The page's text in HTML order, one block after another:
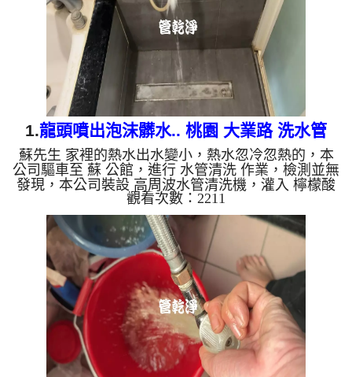
1.龍頭噴出泡沫髒水.. 桃園 大業路 洗水管
蘇先生 家裡的熱水出水變小，熱水忽冷忽熱的，本
公司驅車至 蘇 公館，進行 水管清洗 作業，檢測並無
發現，本公司裝設 高周波水管清洗機，灌入 檸檬酸
至水管，等了約15分，開啟 水管清洗機 ，啟動 螺旋
波 模式，一開始就流出泡沫髒水，兩個多小時後，
熱水出水量恢復了。 如是自來水，如水管老化，會
產生鐵鏽跟泥沙堆積，洗出來的水就會是咖啡色，地
下水含有氧化錳，管壁上會結成黑色管垢，洗出來的
水會跟石油一樣黑，有些洗出綠色的水，是因為裡面
有銅的物質，生鏽產生銅綠，如是藍色的水，是因為
水龍頭合金的養化造...
觀看次數：2211